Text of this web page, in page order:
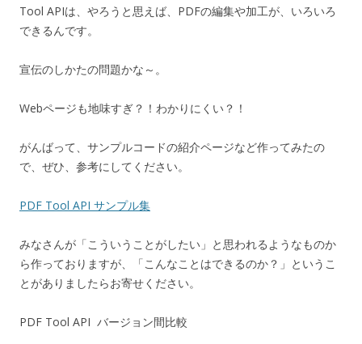
Tool APIは、やろうと思えば、PDFの編集や加工が、いろいろ
できるんです。
宣伝のしかたの問題かな～。
Webページも地味すぎ？！わかりにくい？！
がんばって、サンプルコードの紹介ページなど作ってみたの
で、ぜひ、参考にしてください。
PDF Tool API サンプル集
みなさんが「こういうことがしたい」と思われるようなものか
ら作っておりますが、「こんなことはできるのか？」というこ
とがありましたらお寄せください。
PDF Tool API バージョン間比較